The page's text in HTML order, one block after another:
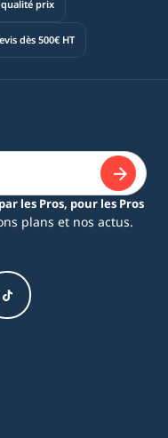
prix
dès 500€ HT
les Pros, pour les Pros
plans et nos actus.